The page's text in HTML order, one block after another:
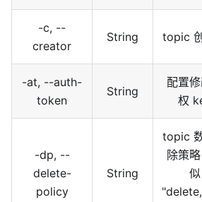
-c, --
creator
String topic
-at, --auth-
token
String
配置
权
-dp, --
delete-
policy
String
topic
除策
似